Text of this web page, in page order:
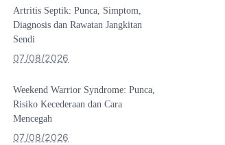
Artritis Septik: Punca, Simptom,
Diagnosis dan Rawatan Jangkitan
Sendi
07/08/2026
Weekend Warrior Syndrome: Punca,
Risiko Kecederaan dan Cara
Mencegah
07/08/2026